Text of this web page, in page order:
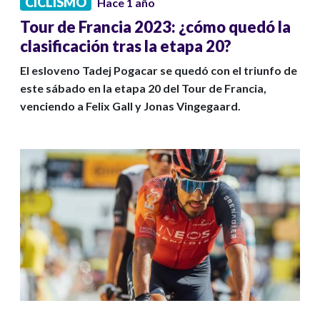
Hace 1 año
Tour de Francia 2023: ¿cómo quedó la
clasificación tras la etapa 20?
El esloveno Tadej Pogacar se quedó con el triunfo de
este sábado en la etapa 20 del Tour de Francia,
venciendo a Felix Gall y Jonas Vingegaard.